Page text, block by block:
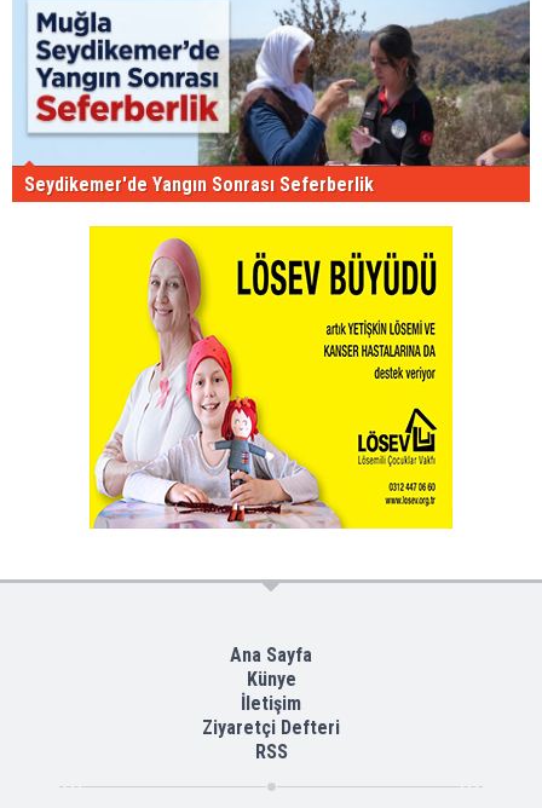
Seydikemer'de Yangın Sonrası Seferberlik
Ana Sayfa
Künye
İletişim
Ziyaretçi Defteri
RSS